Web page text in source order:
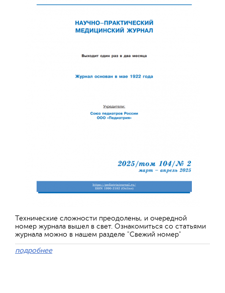
Технические сложности преодолены, и очередной
номер журнала вышел в свет. Ознакомиться со статьями
журнала можно в нашем разделе "Свежий номер"
подробнее